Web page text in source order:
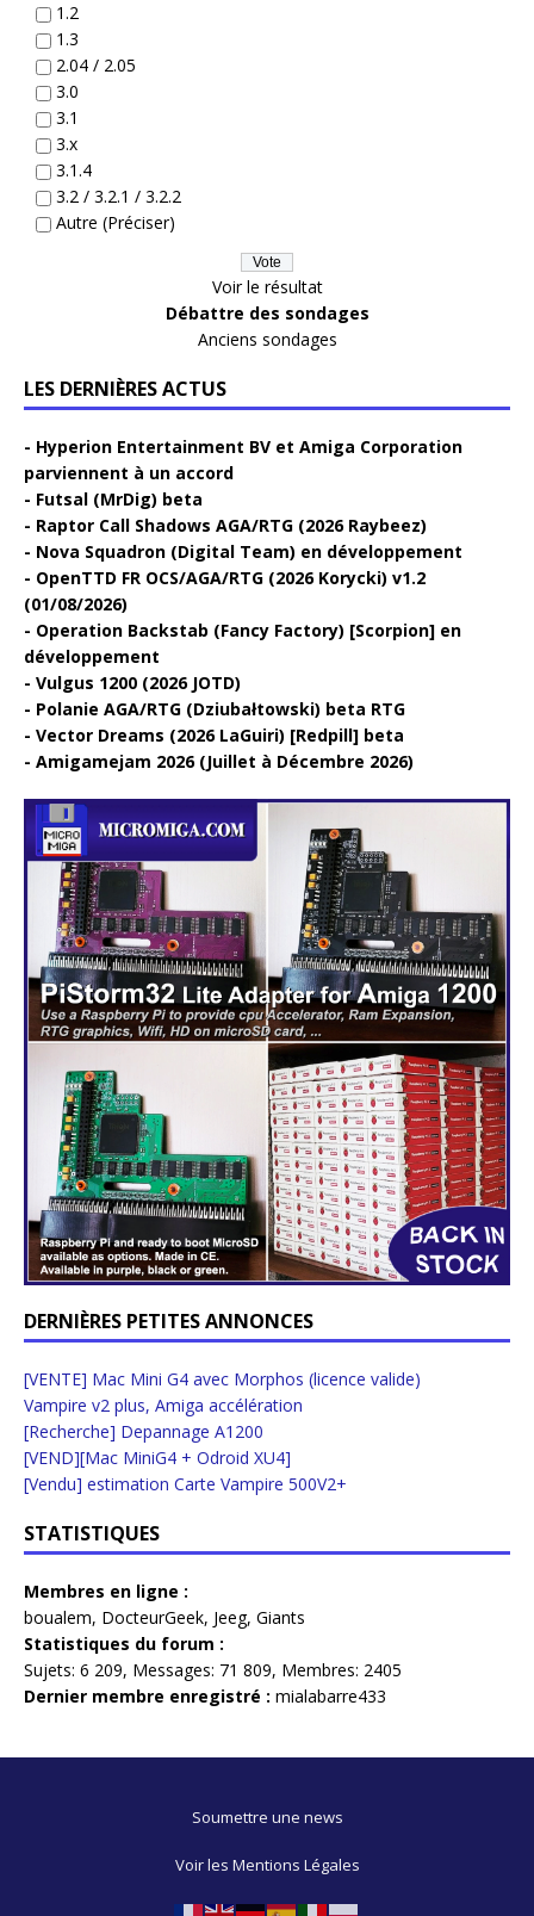
1.2
1.3
2.04 / 2.05
3.0
3.1
3.x
3.1.4
3.2 / 3.2.1 / 3.2.2
Autre (Préciser)
Voir le résultat
Débattre des sondages
Anciens sondages
LES DERNIÈRES ACTUS
Hyperion Entertainment BV et Amiga Corporation
parviennent à un accord
Futsal (MrDig) beta
Raptor Call Shadows AGA/RTG (2026 Raybeez)
Nova Squadron (Digital Team) en développement
OpenTTD FR OCS/AGA/RTG (2026 Korycki) v1.2
(01/08/2026)
Operation Backstab (Fancy Factory) [Scorpion] en
développement
Vulgus 1200 (2026 JOTD)
Polanie AGA/RTG (Dziubałtowski) beta RTG
Vector Dreams (2026 LaGuiri) [Redpill] beta
Amigamejam 2026 (Juillet à Décembre 2026)
DERNIÈRES PETITES ANNONCES
[VENTE] Mac Mini G4 avec Morphos (licence valide)
Vampire v2 plus, Amiga accélération
[Recherche] Depannage A1200
[VEND][Mac MiniG4 + Odroid XU4]
[Vendu] estimation Carte Vampire 500V2+
STATISTIQUES
Membres en ligne :
boualem, DocteurGeek, Jeeg, Giants
Statistiques du forum :
Sujets: 6 209, Messages: 71 809, Membres: 2405
Dernier membre enregistré : mialabarre433
Soumettre une news
Voir les Mentions Légales